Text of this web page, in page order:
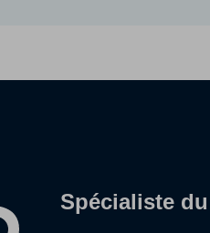
Spécialiste